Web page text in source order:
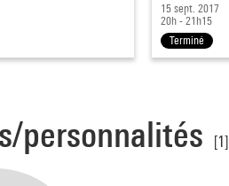
15 sept. 2017
20h - 21h15
Terminé
personnalités [1]